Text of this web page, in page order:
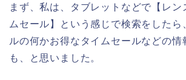
まず、私は、タブレットなどで【レン
ムセール】という感じで検索をしたら
ルの何かお得なタイムセールなどの情
も、と思いました。